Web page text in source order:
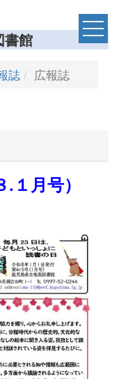
書館
誌 広報誌
１月号）